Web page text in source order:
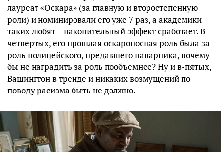
лауреат «Оскара» (за главную и второстепенную
роли) и номинировали его уже 7 раз, а академики
таких любят – накопительный эффект сработает. В-
четвертых, его прошлая оскароносная роль была за
роль полицейского, предавшего напарника, почему
бы не наградить за роль пообъемнее? Ну и в-пятых,
Вашингтон в тренде и никаких возмущений по
поводу расизма быть не должно.